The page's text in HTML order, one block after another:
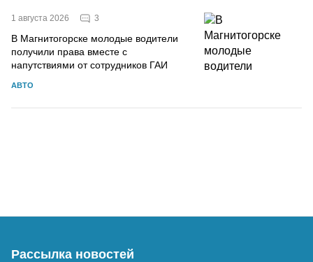
1 августа 2026 3
В Магнитогорске молодые водители
получили права вместе с
напутствиями от сотрудников ГАИ
АВТО
Рассылка новостей